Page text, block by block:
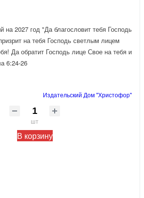
на 2027 год "Да благословит тебя Господь
на тебя Господь светлым лицем
Да обратит Господь лице Свое на тебя и
6:24-26
Издательский Дом "Христофор"
шт
В корзину